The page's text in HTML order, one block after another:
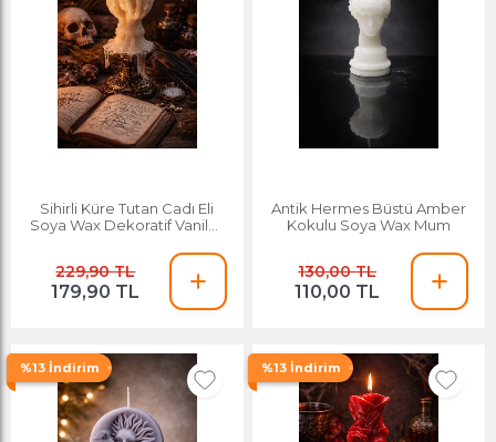
Sihirli Küre Tutan Cadı Eli
Soya Wax Dekoratif Vanilya
229,90 TL
179,90 TL
Antik Hermes Büstü Amber
Kokulu Soya Wax Mum
130,00 TL
110,00 TL
%13 İndirim %13 İndirim